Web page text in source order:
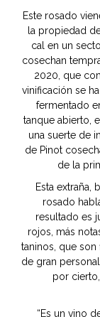
Este rosado
la propiedad
cal en un
cosechan
2020, que
vinificación se
fermentado
tanque abierto,
una suerte de
de Pinot
de la
Esta extraña,
rosado
resultado es
rojos, más
taninos, que son
de gran
por
“Es un vino